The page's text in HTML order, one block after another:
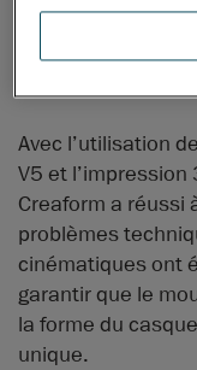
car ce « casque
normes
Avec l’utilisation
V5 et
Creaform a réussi
problèmes
cinématiques ont
garantir que le
la forme du
unique.